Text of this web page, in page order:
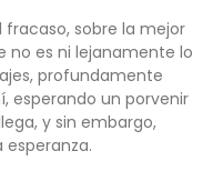
sobre la mejor
no es ni lejanamente lo
profundamente
esperando un porvenir
y sin embargo,